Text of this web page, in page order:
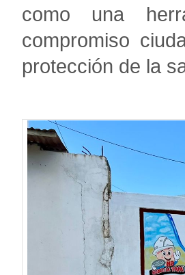
como una
compromiso
protección de la